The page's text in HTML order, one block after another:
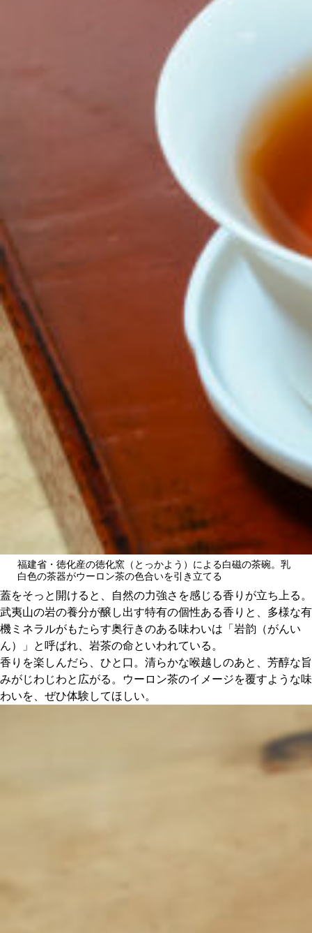
福建省・徳化産の徳化窯（とっかよう）による白磁の茶碗。乳
白色の茶器がウーロン茶の色合いを引き立てる
蓋をそっと開けると、自然の力強さを感じる香りが立ち上る。
武夷山の岩の養分が醸し出す特有の個性ある香りと、多様な有
機ミネラルがもたらす奥行きのある味わいは「岩韵（がんい
ん）」と呼ばれ、岩茶の命といわれている。
香りを楽しんだら、ひと口。清らかな喉越しのあと、芳醇な旨
みがじわじわと広がる。ウーロン茶のイメージを覆すような味
わいを、ぜひ体験してほしい。